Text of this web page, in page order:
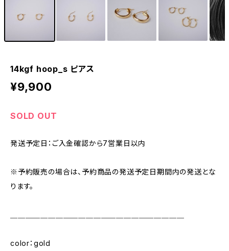
14kgf hoop_s ピアス
¥9,900
SOLD OUT
発送予定日：ご入金確認から7営業日以内
※予約販売の場合は、予約商品の発送予定日期間内の発送とな
ります。
color：gold